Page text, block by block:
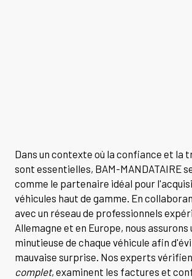
Dans un contexte où la confiance et la
sont essentielles, BAM-MANDATAIRE
comme le partenaire idéal pour
véhicules haut de gamme. En
avec un réseau de professionnels
Allemagne et en Europe, nous assurons
minutieuse de chaque véhicule afin
mauvaise surprise. Nos experts
complet, examinent les factures et